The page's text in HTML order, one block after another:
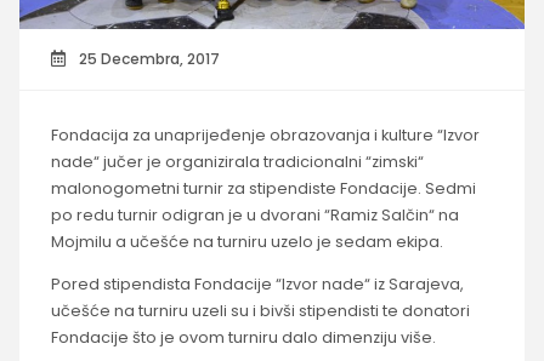
25 Decembra, 2017
Fondacija za unaprijeđenje obrazovanja i kulture “Izvor
nade“ jučer je organizirala tradicionalni “zimski“
malonogometni turnir za stipendiste Fondacije. Sedmi
po redu turnir odigran je u dvorani “Ramiz Salčin“ na
Mojmilu a učešće na turniru uzelo je sedam ekipa.
Pored stipendista Fondacije “Izvor nade“ iz Sarajeva,
učešće na turniru uzeli su i bivši stipendisti te donatori
Fondacije što je ovom turniru dalo dimenziju više.